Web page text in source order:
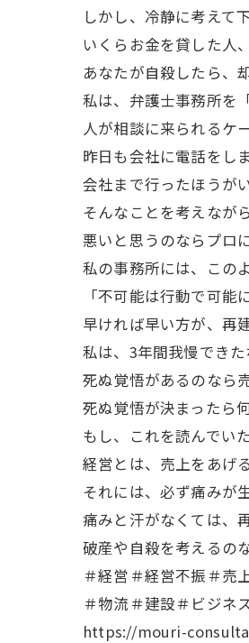
しかし、冷静に考えて
いくらお金を貸した人
あなたが自殺したら、
私は、弁護士事務所を
人が相談に来られるケ
昨日も会社に電話をし
会社まで行ったほうが
そんなことを考えなが
悪いと思うのならプロ
私の事務所には、この
「不可能は行動で可能
早ければ早い方が、再
私は、3年間我慢できた
死ぬ覚悟があるのなら
死ぬ覚悟が決まったら
もし、これを読んでい
経営とは、売上をあげ
それには、必ず痛みが
痛みと汗がなくては、
破産や自殺を考えるの
＃経営＃経営不振＃売
＃物流＃建設＃ビジネ
https://mouri-